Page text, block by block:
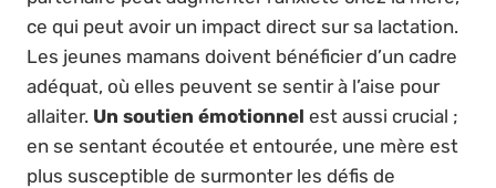
ce qui peut avoir un impact direct sur sa lactation.
Les jeunes mamans doivent bénéficier d’un cadre
adéquat, où elles peuvent se sentir à l’aise pour
allaiter. Un soutien émotionnel est aussi crucial ;
en se sentant écoutée et entourée, une mère est
plus susceptible de surmonter les défis de